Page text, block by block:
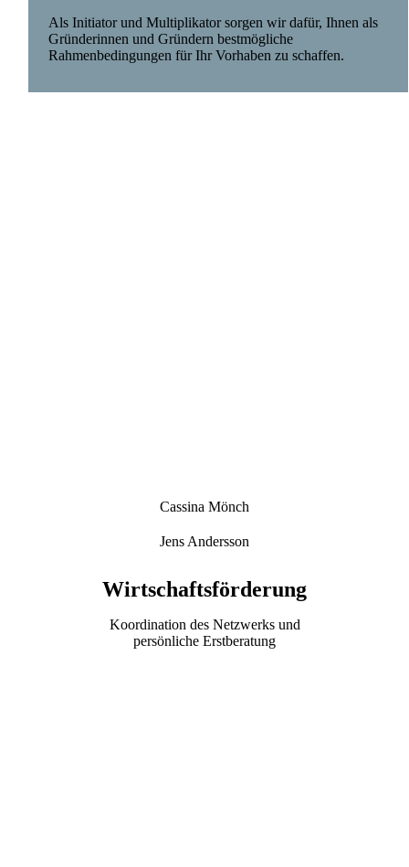
Als Initiator und Multiplikator sorgen wir dafür, Ihnen als
Gründerinnen und Gründern bestmögliche
Rahmenbedingungen für Ihr Vorhaben zu schaffen.
Cassina Mönch
Jens Andersson
Wirtschaftsförderung
Koordination des Netzwerks und
persönliche Erstberatung